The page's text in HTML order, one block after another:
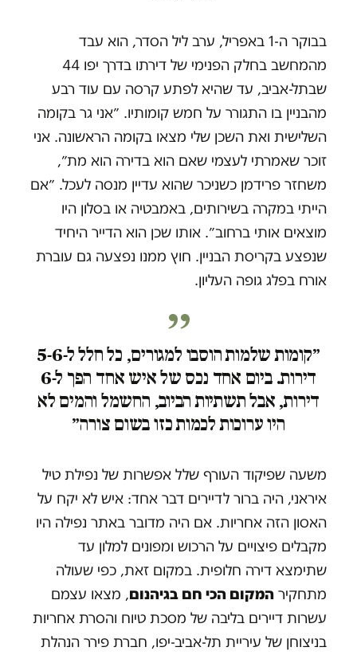
בבוקר ה-1 באפריל, ערב ליל הסדר, הוא עבד
מהמחשב בחלק הפנימי של דירתו בדרך יפו 44
שבתל-אביב, עד שהיא לפתע קרסה עם עוד רבע
מהבניין בו התגורר על חמש קומותיו. ״אני גר בקומה
השלישית ואת השכן שלי מצאו בקומה הראשונה. אני
זוכר שאמרתי לעצמי שאם הוא בדירה הוא מת״,
משחזר פרידמן כשניכר שהוא עדיין מנסה לעכל. ״אם
הייתי במקרה בשירותים, באמבטיה או בסלון היו
מוצאים אותי ברחוב״. אותו שכן הוא הדייר היחיד
שנפצע בקריסת הבניין. חוץ ממנו נפצעה גם עוברת
אורח בפלג גופה העליון.
״קומות שלמות הוסבו למגורים, כל חלל ל-5-6
דירות. ביום אחד נכס של איש אחד הפך ל-6
דירות, אבל תשתיות הביוב, החשמל והמים לא
היו ערוכות לכמות כזו בשום צורה״
משעה שפיקוד העורף שלל אפשרות של נפילת טיל
איראני, היה ברור לדיירים דבר אחד: איש לא יקח על
האסון הזה אחריות. אם היה מדובר באתר נפילה היו
מקבלים פיצויים על הרכוש ומפונים למלון עד
שתימצא דירה חלופית. במקום זאת, כפי שעולה
מתחקיר המקום הכי חם בגיהנום, מצאו עצמם
עשרות דיירים בליבה של מסכת טיוח והסרת אחריות
בניצוחן של עיריית תל-אביב-יפו, חברת פירר הנהלת